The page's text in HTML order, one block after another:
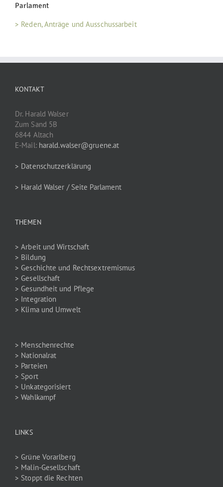
Parlament
> Reden, Anträge und Ausschussarbeit
KONTAKT
Dr. Harald Walser
Zum Sand 5B
6844 Altach
E-Mail: harald.walser@gruene.at
> Datenschutzerklärung
> Harald Walser / Seite Parlament
THEMEN
> Arbeit und Wirtschaft
> Bildung
> Geschichte und Rechtsextremismus
> Gesellschaft
> Gesundheit und Pflege
> Integration
> Klima und Umwelt
> Menschenrechte
> Nationalrat
> Parteien
> Sport
> Unkategorisiert
> Wahlkampf
LINKS
> Grüne Vorarlberg
> Malin-Gesellschaft
> Stoppt die Rechten